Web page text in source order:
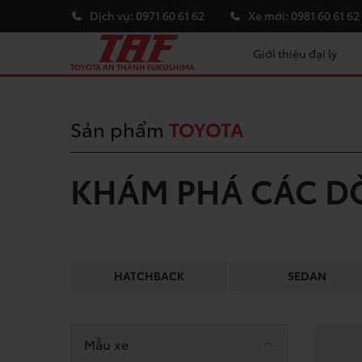
Dịch vụ: 0971 60 61 62 Xe mới: 0981 60 61 62
TOYOTA AN THÀNH FUKUSHIMA
Giới thiệu đại lý
Sản phẩm TOYOTA
KHÁM PHÁ CÁC
HATCHBACK SEDAN
Mẫu xe